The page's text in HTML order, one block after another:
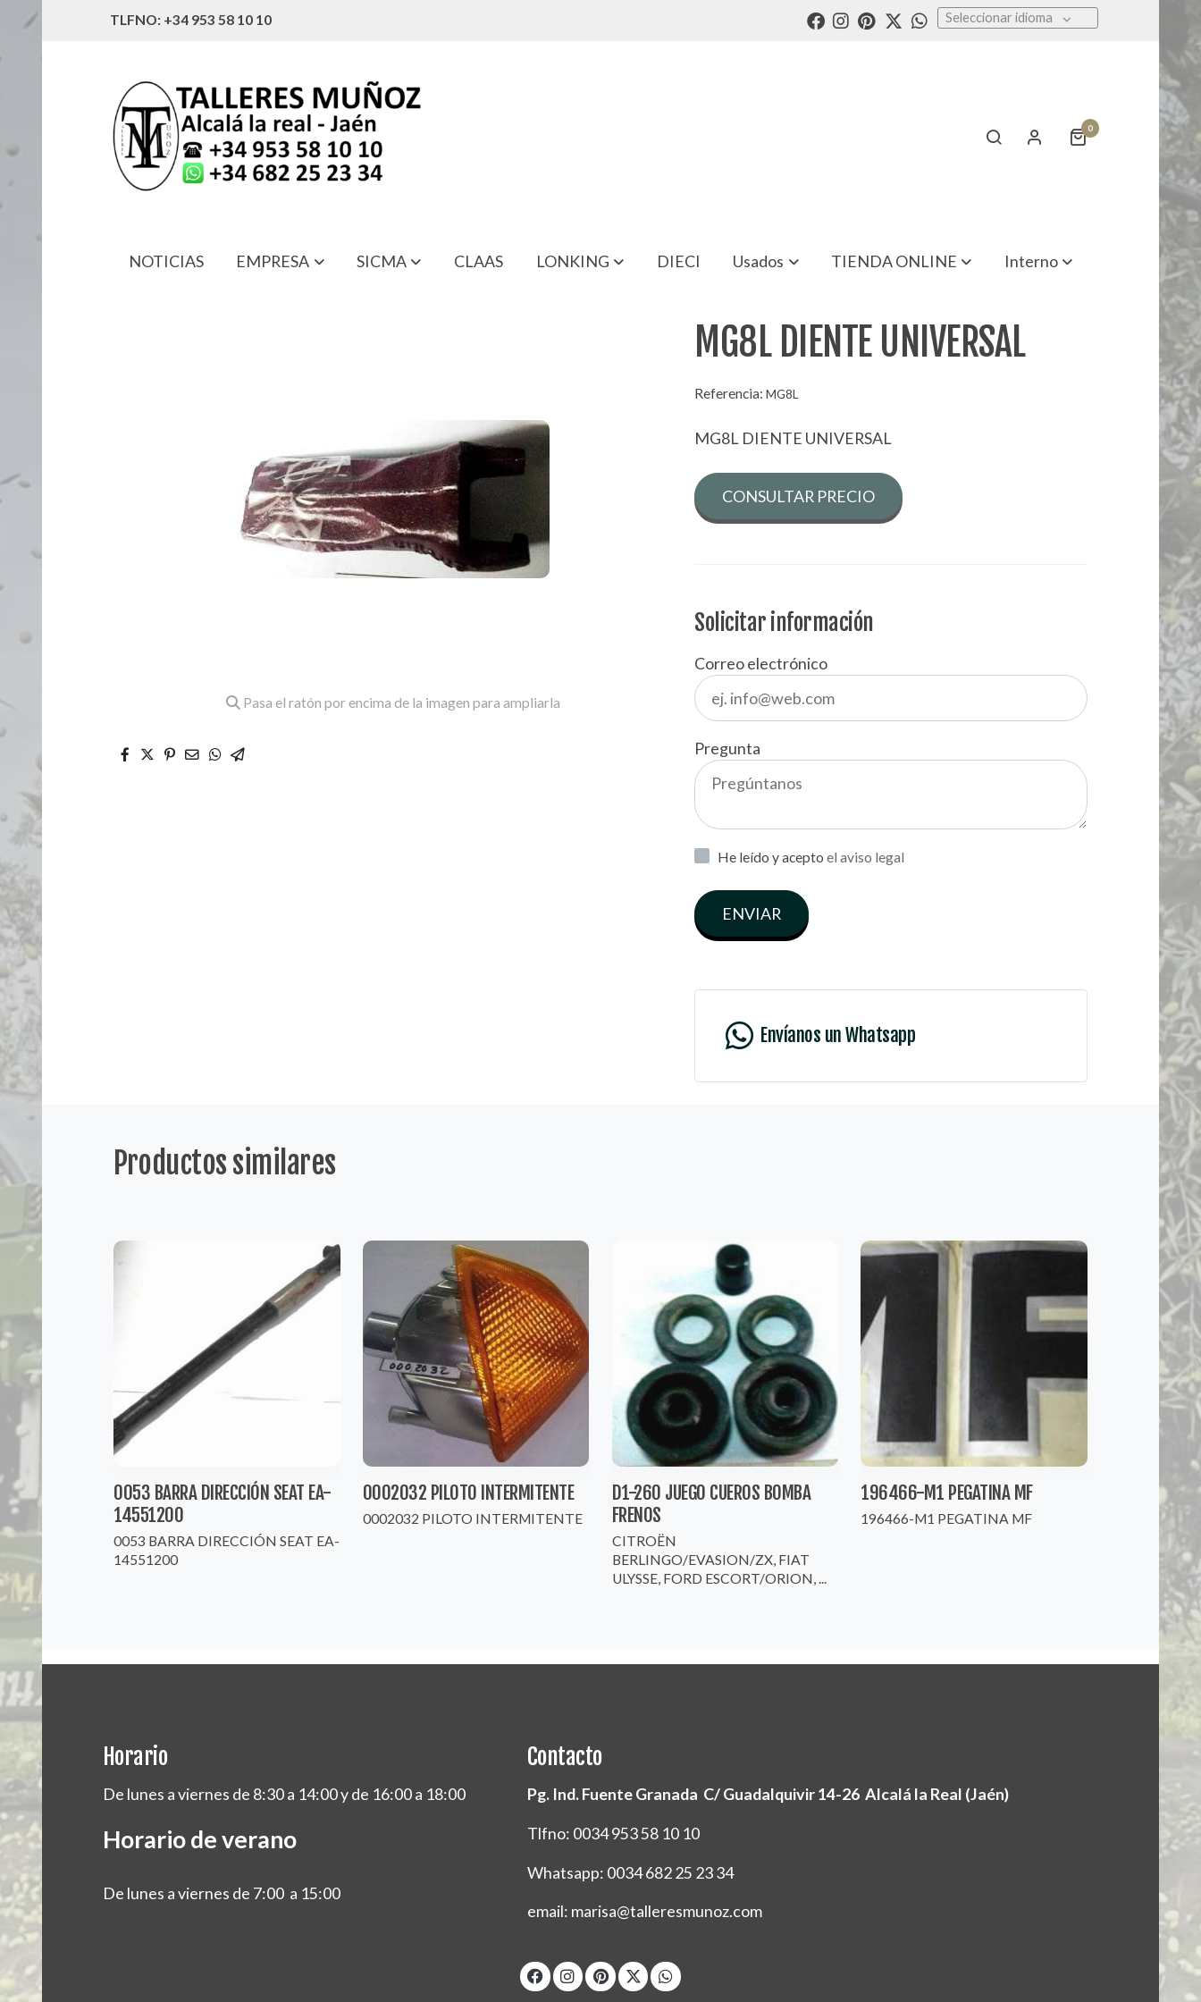
TLFNO: +34 953 58 10 10 Seleccionar idioma
0
NOTICIAS EMPRESA SICMA CLAAS LONKING DIECI Usados TIENDA ONLINE Interno
MG8L DIENTE UNIVERSAL
Pasa el ratón por encima de la imagen para ampliarla
MG8L DIENTE UNIVERSAL
Referencia:MG8L
MG8L DIENTE UNIVERSAL
CONSULTAR PRECIO
Solicitar información
Correo electrónico
Pregunta
He leído y acepto el aviso legal
ENVIAR
Envíanos un Whatsapp
Productos similares
0053 BARRA DIRECCIÓN SEAT EA-
14551200
0053 BARRA DIRECCIÓN SEAT EA-
14551200
0002032 PILOTO INTERMITENTE
0002032 PILOTO INTERMITENTE
D1-260 JUEGO CUEROS BOMBA
FRENOS
CITROËN
BERLINGO/EVASION/ZX, FIAT
ULYSSE, FORD ESCORT/ORION, ...
196466-M1 PEGATINA MF
196466-M1 PEGATINA MF
Horario
De lunes a viernes de 8:30 a 14:00 y de 16:00 a 18:00
Horario de verano
De lunes a viernes de 7:00 a 15:00
Contacto
Pg. Ind. Fuente Granada C/ Guadalquivir 14-26 Alcalá la Real (Jaén)
Tlfno: 0034 953 58 10 10
Whatsapp: 0034 682 25 23 34
email: marisa@talleresmunoz.com